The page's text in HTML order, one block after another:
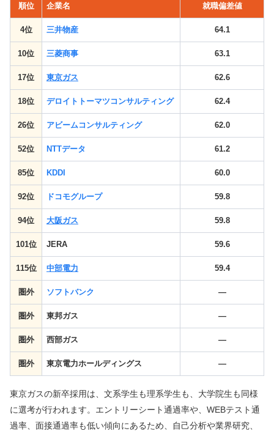
順位 企業名 就職偏差値
4位 三井物産 64.1
10位 三菱商事 63.1
17位 東京ガス 62.6
18位 デロイトトーマツコンサルティング 62.4
26位 アビームコンサルティング 62.0
52位 NTTデータ 61.2
85位 KDDI 60.0
92位 ドコモグループ 59.8
94位 大阪ガス 59.8
101位 JERA 59.6
115位 中部電力 59.4
圏外 ソフトバンク —
圏外 東邦ガス —
圏外 西部ガス —
圏外 東京電力ホールディングス —
東京ガスの新卒採用は、文系学生も理系学生も、大学院生も同様
に選考が行われます。エントリーシート通過率や、WEBテスト通
過率、面接通過率も低い傾向にあるため、自己分析や業界研究、